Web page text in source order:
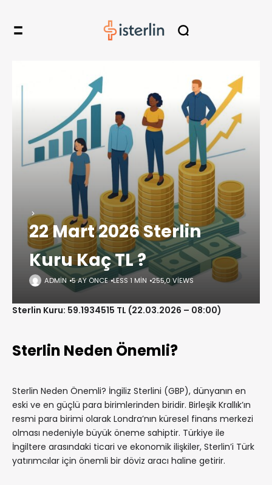
22 Mart 2026 Sterlin
Kuru Kaç TL ?
ADMIN 5 AY ÖNCE LESS 1 MIN 255,0 VIEWS
Sterlin Kuru: 59.1934515 TL (22.03.2026 – 08:00)
Sterlin Neden Önemli?
Sterlin Neden Önemli? İngiliz Sterlini (GBP), dünyanın en
eski ve en güçlü para birimlerinden biridir. Birleşik Krallık’ın
resmi para birimi olarak Londra’nın küresel finans merkezi
olması nedeniyle büyük öneme sahiptir. Türkiye ile
İngiltere arasındaki ticari ve ekonomik ilişkiler, Sterlin’i Türk
yatırımcılar için önemli bir döviz aracı haline getirir.